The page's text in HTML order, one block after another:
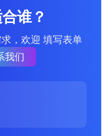
谁？
，欢迎 填写表单
我们